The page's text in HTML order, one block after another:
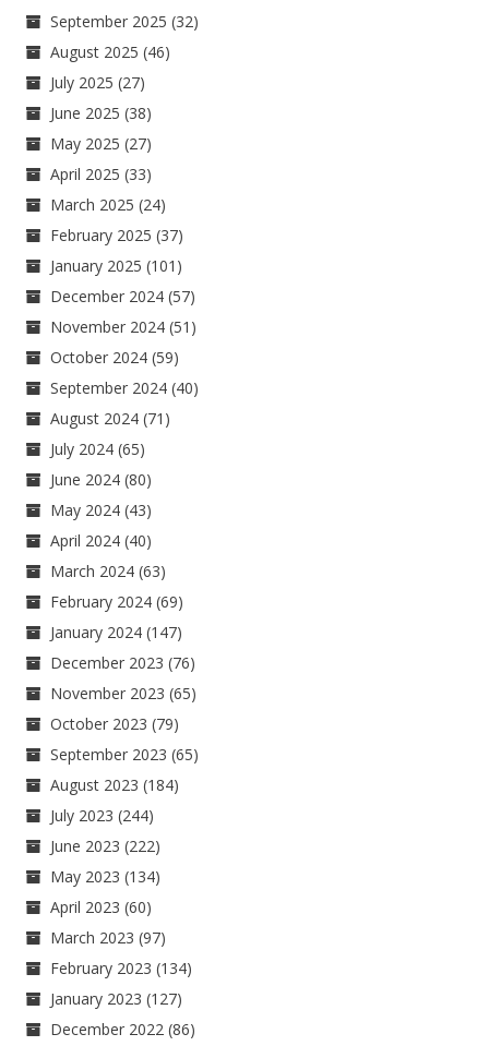
September 2025 (32)
August 2025 (46)
July 2025 (27)
June 2025 (38)
May 2025 (27)
April 2025 (33)
March 2025 (24)
February 2025 (37)
January 2025 (101)
December 2024 (57)
November 2024 (51)
October 2024 (59)
September 2024 (40)
August 2024 (71)
July 2024 (65)
June 2024 (80)
May 2024 (43)
April 2024 (40)
March 2024 (63)
February 2024 (69)
January 2024 (147)
December 2023 (76)
November 2023 (65)
October 2023 (79)
September 2023 (65)
August 2023 (184)
July 2023 (244)
June 2023 (222)
May 2023 (134)
April 2023 (60)
March 2023 (97)
February 2023 (134)
January 2023 (127)
December 2022 (86)